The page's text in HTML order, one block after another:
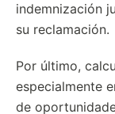
indemnización
su reclamación.
Por último,
especialmente
de